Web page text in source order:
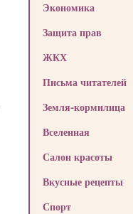
Экономика
Защита прав
ЖКХ
Письма читателей
Земля-кормилица
Вселенная
Салон красоты
Вкусные рецепты
Спорт